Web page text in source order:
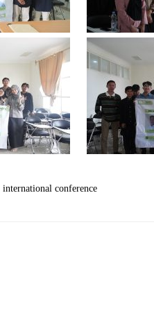
international conference